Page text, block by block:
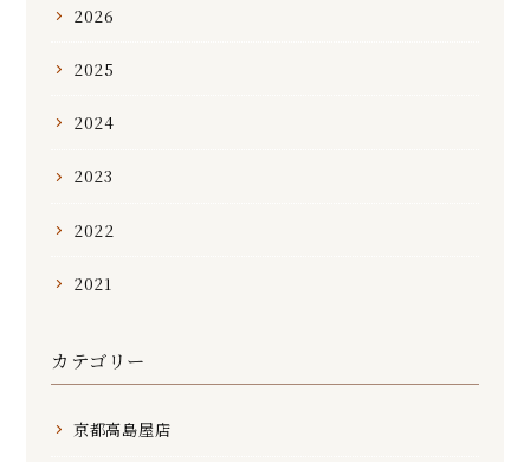
2026
2025
2024
2023
2022
2021
カテゴリー
京都高島屋店